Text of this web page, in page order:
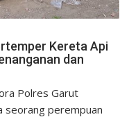
Kereta Api
dan
Polres Garut
seorang perempuan